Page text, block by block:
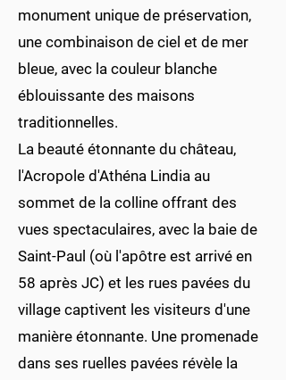
monument unique de préservation,
une combinaison de ciel et de mer
bleue, avec la couleur blanche
éblouissante des maisons
traditionnelles.
La beauté étonnante du château,
l'Acropole d'Athéna Lindia au
sommet de la colline offrant des
vues spectaculaires, avec la baie de
Saint-Paul (où l'apôtre est arrivé en
58 après JC) et les rues pavées du
village captivent les visiteurs d'une
manière étonnante. Une promenade
dans ses ruelles pavées révèle la